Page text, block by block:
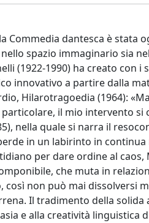
Commedia dantesca è
spazio immaginario sia
(1922-1990) ha creato con
innovativo a partire dalla
Hilarotragoedia (1964):
particolare, il mio intervento
nella quale si narra il
in un labirinto in
per dare ordine al
che muta in
così non può mai dissolversi
Il tradimento della
e alla creatività linguistica